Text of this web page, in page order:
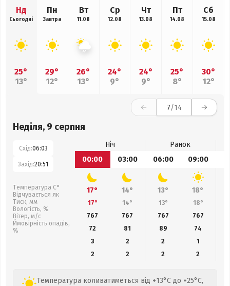
Нд
Сьогодні
25°
13°
Пн
Завтра
29°
12°
Вт
11.08
26°
13°
Ср
12.08
24°
9°
Чт
13.08
24°
9°
Пт
14.08
25°
8°
Сб
15.08
30°
12°
7/14
Неділя, 9 серпня
Схід:06:03
Захід:20:51
Температура С°
Відчувається як
Тиск, мм
Вологість, %
Вітер, м/с
Ймовірність опадів,
%
Ніч
Ранок
00:00
03:00 06:00 09:00
17° 14° 13° 18°
17° 14° 13° 18°
767
767 767 767
72
81 89 74
3
2 2
1
2
2 2 2
Температура коливатиметься від +13°C до +25°C,